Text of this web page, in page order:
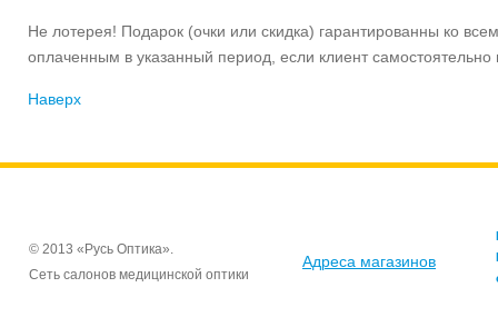
Не лотерея! Подарок (очки или скидка) гарантированны ко
оплаченным в указанный период, если клиент самостоятельно
Наверх
© 2013 «Русь Оптика».
Сеть салонов медицинской оптики
Адреса магазинов